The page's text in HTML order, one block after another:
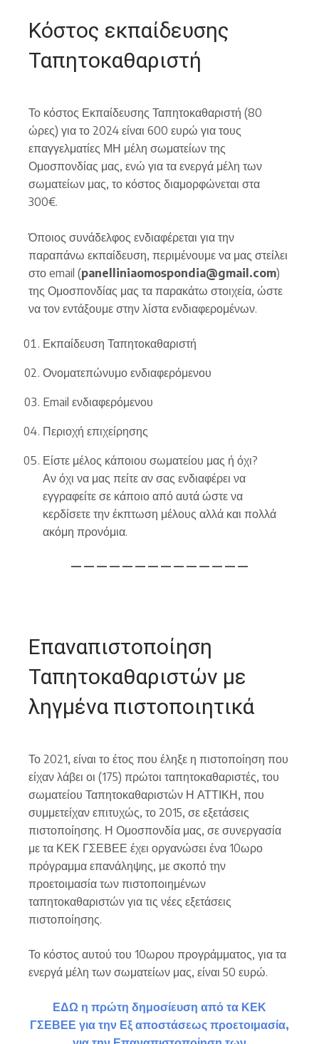
Κόστος εκπαίδευσης
Ταπητοκαθαριστή
Το κόστος Εκπαίδευσης Ταπητοκαθαριστή (80
ώρες) για το 2024 είναι 600 ευρώ για τους
επαγγελματίες ΜΗ μέλη σωματείων της
Ομοσπονδίας μας, ενώ για τα ενεργά μέλη των
σωματείων μας, το κόστος διαμορφώνεται στα
300€.
Όποιος συνάδελφος ενδιαφέρεται για την
παραπάνω εκπαίδευση, περιμένουμε να μας στείλει
στο email (panelliniaomospondia@gmail.com)
της Ομοσπονδίας μας τα παρακάτω στοιχεία, ώστε
να τον εντάξουμε στην λίστα ενδιαφερομένων.
Εκπαίδευση Ταπητοκαθαριστή
Ονοματεπώνυμο ενδιαφερόμενου
Email ενδιαφερόμενου
Περιοχή επιχείρησης
Είστε μέλος κάποιου σωματείου μας ή όχι?
Αν όχι να μας πείτε αν σας ενδιαφέρει να
εγγραφείτε σε κάποιο από αυτά ώστε να
κερδίσετε την έκπτωση μέλους αλλά και πολλά
ακόμη προνόμια.
— — — — — — — — — — — — — —
Επαναπιστοποίηση
Ταπητοκαθαριστών με
ληγμένα πιστοποιητικά
Το 2021, είναι το έτος που έληξε η πιστοποίηση που
είχαν λάβει οι (175) πρώτοι ταπητοκαθαριστές, του
σωματείου Ταπητοκαθαριστών Η ΑΤΤΙΚΗ, που
συμμετείχαν επιτυχώς, το 2015, σε εξετάσεις
πιστοποίησης. Η Ομοσπονδία μας, σε συνεργασία
με τα ΚΕΚ ΓΣΕΒΕΕ έχει οργανώσει ένα 10ωρο
πρόγραμμα επανάληψης, με σκοπό την
προετοιμασία των πιστοποιημένων
ταπητοκαθαριστών για τις νέες εξετάσεις
πιστοποίησης.
Το κόστος αυτού του 10ωρου προγράμματος, για τα
ενεργά μέλη των σωματείων μας, είναι 50 ευρώ.
ΕΔΩ η πρώτη δημοσίευση από τα ΚΕΚ
ΓΣΕΒΕΕ για την Εξ αποστάσεως προετοιμασία,